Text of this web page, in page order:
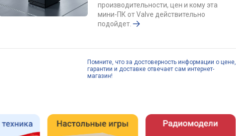
производительности, цен и кому эта
мини-ПК от Valve действительно
подойдет.
Помните, что за достоверность информации о цене,
гарантии и доставке отвечает сам интернет-
магазин!